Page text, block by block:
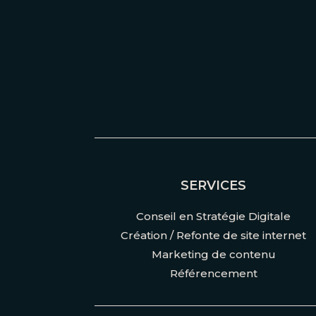
SERVICES
Conseil en Stratégie Digitale
Création / Refonte de site internet
Marketing de contenu
Référencement